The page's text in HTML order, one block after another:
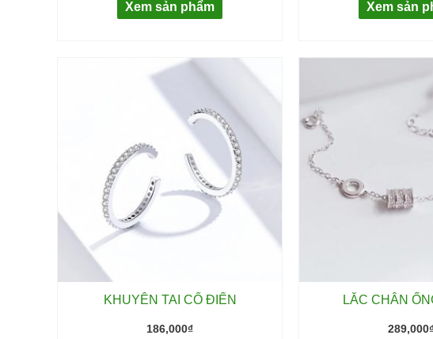
Xem sản phẩm Xem sản
KHUYÊN TAI CỔ ĐIỂN
186,000₫
LẮC CHÂN
289,000